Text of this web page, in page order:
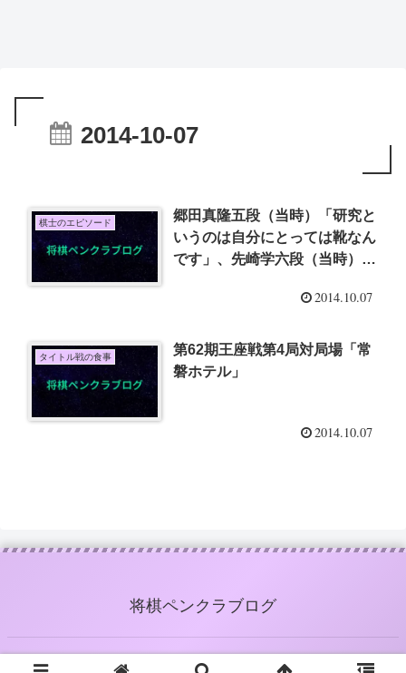
2014-10-07
棋士のエピソード
郷田真隆五段（当時）「研究と
いうのは自分にとっては靴なん
です」、先崎学六段（当時）
アベベになってやる」2014.10.07
タイトル戦の食事
第62期王座戦第4局対局場「常
磐ホテル」
2014.10.07
将棋ペンクラブログ